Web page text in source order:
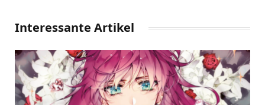
Interessante Artikel